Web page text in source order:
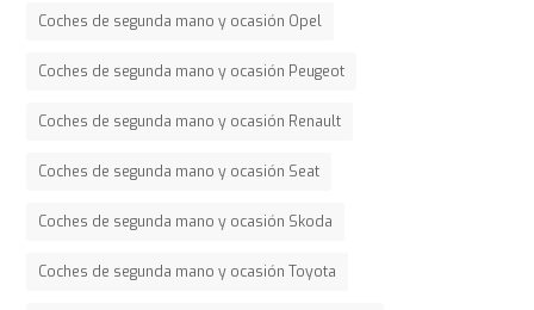
Coches de segunda mano y ocasión Opel
Coches de segunda mano y ocasión Peugeot
Coches de segunda mano y ocasión Renault
Coches de segunda mano y ocasión Seat
Coches de segunda mano y ocasión Skoda
Coches de segunda mano y ocasión Toyota